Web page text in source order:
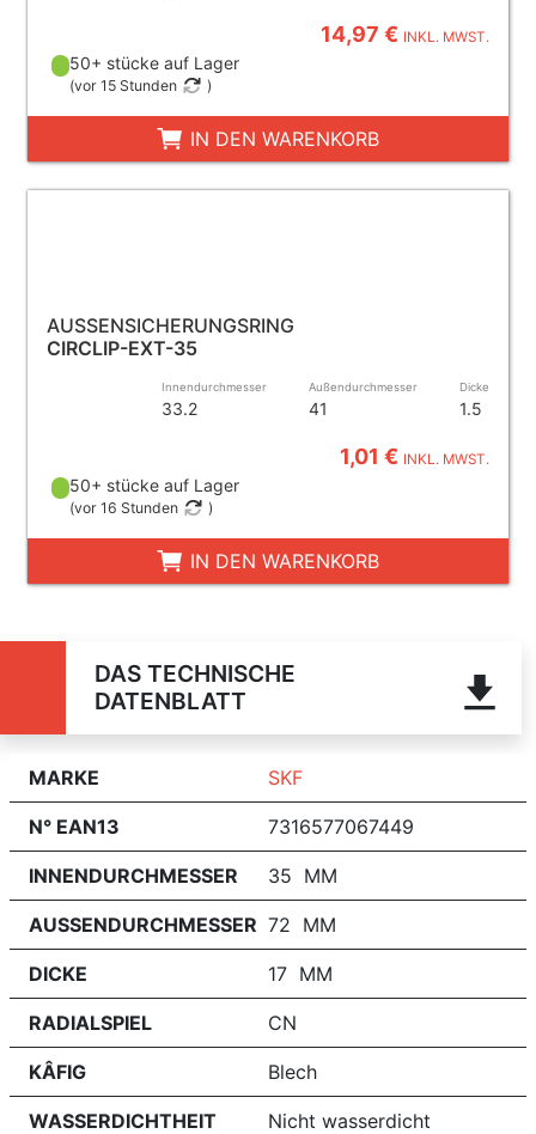
14,97 € INKL. MWST.
50+ stücke auf Lager
(vor 15 Stunden )
IN DEN WARENKORB
AUSSENSICHERUNGSRING
CIRCLIP-EXT-35
Innendurchmesser
33.2
Außendurchmesser
41
Dicke
1.5
1,01 € INKL. MWST.
50+ stücke auf Lager
(vor 16 Stunden )
IN DEN WARENKORB
DAS TECHNISCHE
DATENBLATT
MARKE SKF
N° EAN13 7316577067449
INNENDURCHMESSER 35 MM
AUSSENDURCHMESSER 72 MM
DICKE 17 MM
RADIALSPIEL CN
KÂFIG Blech
WASSERDICHTHEIT Nicht wasserdicht